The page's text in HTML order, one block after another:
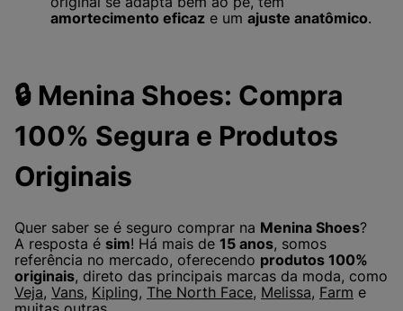
amortecimento eficaz e um ajuste anatômico.
🔒 Menina Shoes: Compra
100% Segura e Produtos
Originais
Quer saber se é seguro comprar na Menina Shoes?
A resposta é sim! Há mais de 15 anos, somos
referência no mercado, oferecendo produtos 100%
originais, direto das principais marcas da moda, como
Veja, Vans, Kipling, The North Face, Melissa, Farm e